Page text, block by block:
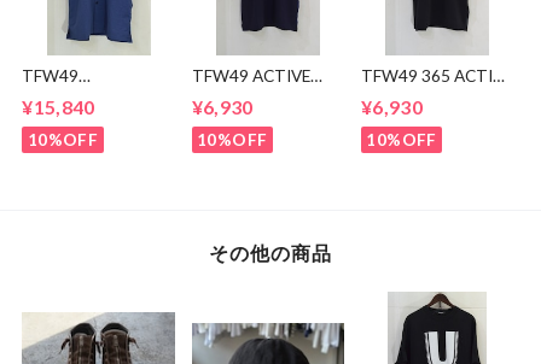
TFW49
OPEN COLLAR
SHIRTS
¥15,840
10%OFF
TFW49 ACTIVE
¥6,930
10%OFF
TFW49 365 ACTIVE
¥6,930
10%OFF
その他の商品